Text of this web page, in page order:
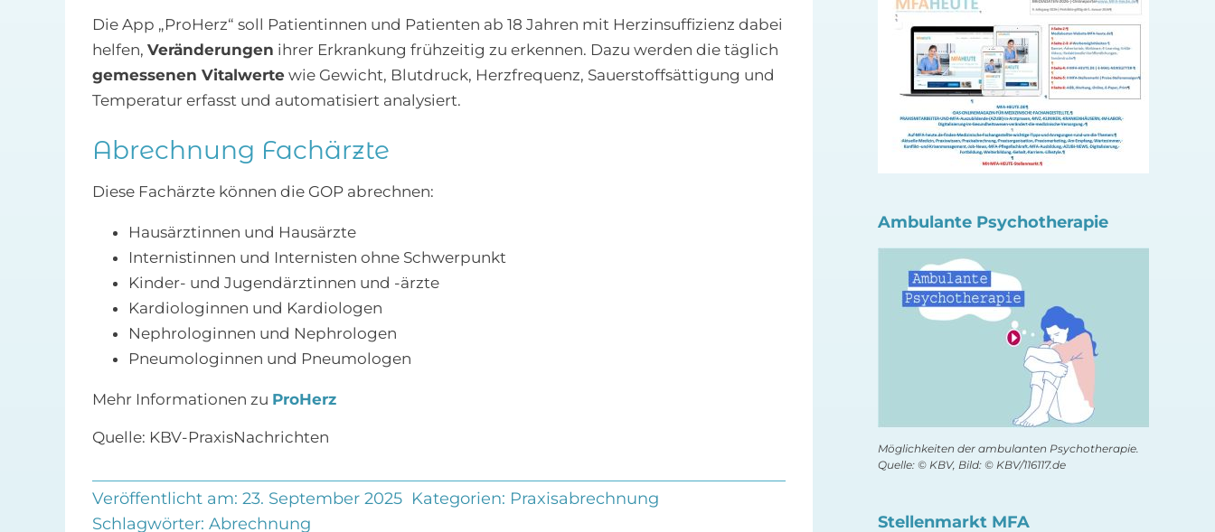
Die App „ProHerz“ soll Patientinnen und Patienten ab 18 Jahren mit Herzinsuffizienz dabei
helfen, Veränderungen ihrer Erkrankung frühzeitig zu erkennen. Dazu werden die täglich
gemessenen Vitalwertewie Gewicht, Blutdruck, Herzfrequenz, Sauerstoffsättigung und
Temperatur erfasst und automatisiert analysiert.
Abrechnung Fachärzte
Diese Fachärzte können die GOP abrechnen:
Hausärztinnen und Hausärzte
Internistinnen und Internisten ohne Schwerpunkt
Kinder- und Jugendärztinnen und -ärzte
Kardiologinnen und Kardiologen
Nephrologinnen und Nephrologen
Pneumologinnen und Pneumologen
Mehr Informationen zu ProHerz
Quelle: KBV-PraxisNachrichten
Veröffentlicht am: 23. September 2025 Kategorien: Praxisabrechnung
Schlagwörter: Abrechnung
Ambulante Psychotherapie
Möglichkeiten der ambulanten Psychotherapie.
Quelle: © KBV, Bild: © KBV/116117.de
Stellenmarkt MFA